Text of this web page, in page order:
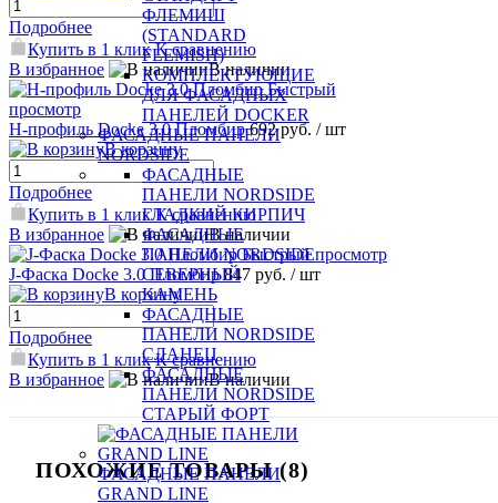
ФЛЕМИШ
(STANDARD
FLEMISH)
КОМПЛЕКТУЮЩИЕ
ДЛЯ ФАСАДНЫХ
ПАНЕЛЕЙ DOCKER
ФАСАДНЫЕ ПАНЕЛИ
NORDSIDE
ФАСАДНЫЕ
ПАНЕЛИ NORDSIDE
ГЛАДКИЙ КИРПИЧ
ФАСАДНЫЕ
ПАНЕЛИ NORDSIDE
СЕВЕРНЫЙ
КАМЕНЬ
ФАСАДНЫЕ
ПАНЕЛИ NORDSIDE
СЛАНЕЦ
ФАСАДНЫЕ
ПАНЕЛИ NORDSIDE
СТАРЫЙ ФОРТ
ФАСАДНЫЕ ПАНЕЛИ
GRAND LINE
Подробнее
Купить в 1 клик К сравнению
В избранное
В наличии
Быстрый
просмотр
H-профиль Docke 3.0 Пломбир 692 руб. / шт
В корзину
Подробнее
Купить в 1 клик К сравнению
В избранное
В наличии
Быстрый просмотр
J-Фаска Docke 3.0 Пломбир 847 руб. / шт
В корзину
Подробнее
Купить в 1 клик К сравнению
В избранное
В наличии
ПОХОЖИЕ ТОВАРЫ (8)